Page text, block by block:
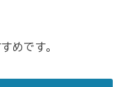
めです。